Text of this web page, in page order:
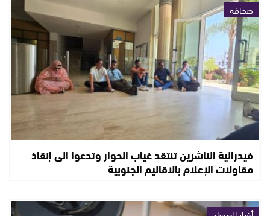
صحافة
فيدرالية الناشرين تنتقد غياب الحوار وتدعوا الى إنقاذ
مقاولات الإعلام بالاقاليم الجنوبية